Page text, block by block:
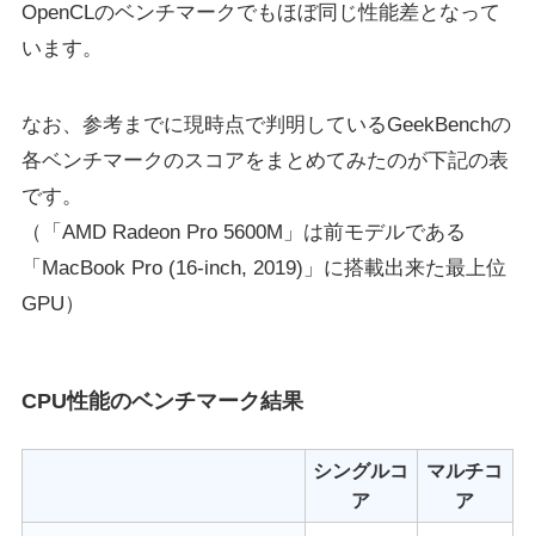
OpenCLのベンチマークでもほぼ同じ性能差となって
います。
なお、参考までに現時点で判明しているGeekBenchの
各ベンチマークのスコアをまとめてみたのが下記の表
です。
（「AMD Radeon Pro 5600M」は前モデルである
「MacBook Pro (16-inch, 2019)」に搭載出来た最上位
GPU）
CPU性能のベンチマーク結果
シングルコ
ア
マルチコ
ア